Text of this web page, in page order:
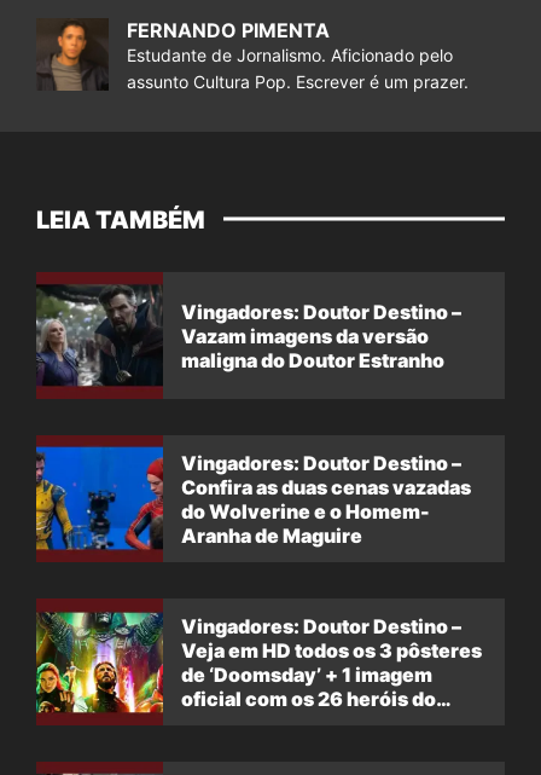
FERNANDO PIMENTA
Estudante de Jornalismo. Aficionado pelo
assunto Cultura Pop. Escrever é um prazer.
LEIA TAMBÉM
Vingadores: Doutor Destino –
Vazam imagens da versão
maligna do Doutor Estranho
Vingadores: Doutor Destino –
Confira as duas cenas vazadas
do Wolverine e o Homem-
Aranha de Maguire
Vingadores: Doutor Destino –
Veja em HD todos os 3 pôsteres
de ‘Doomsday’ + 1 imagem
oficial com os 26 heróis do